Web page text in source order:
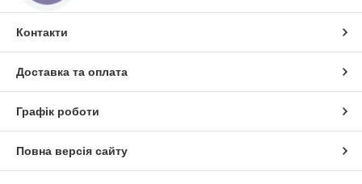
Контакти
Доставка та оплата
Графік роботи
Повна версія сайту